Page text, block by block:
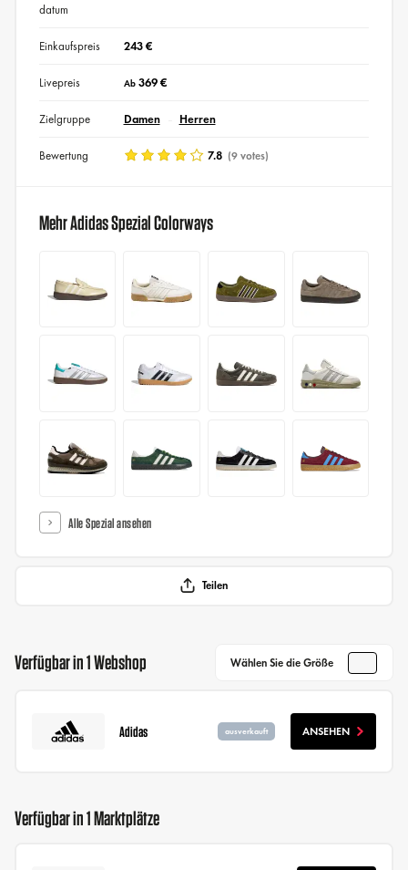
datum
Einkaufspreis 243 €
Livepreis Ab369 €
Zielgruppe Damen Herren
Bewertung 7.8 (9 votes)
Mehr Adidas Spezial Colorways
Alle Spezial ansehen
Teilen
Verfügbar in 1 Webshop Wählen Sie die Größe
Adidas ausverkauft ANSEHEN
Verfügbar in 1 Marktplätze